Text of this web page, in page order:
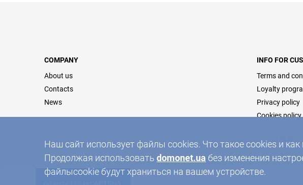
Наш сайт использует файлы cookies. Что такое cookies и
Продолжая использовать domonet.ua без изменения
файлыcookie будут храниться на вашем устройстве.
COMPANY
About us
Contacts
News
INFO FOR
Terms and
Loyalty
Privacy policy
Cookies policy